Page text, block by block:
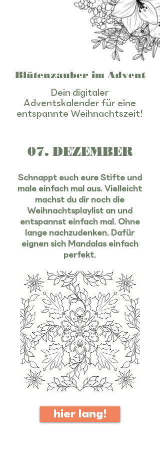
Dein digitaler
Adventskalender für eine
entspannte Weihnachtszeit!
Blütenzauber im Advent
07. DEZEMBER
Schnappt euch eure Stifte und
male einfach mal aus. Vielleicht
machst du dir noch die
Weihnachtsplaylist an und
entspannst einfach mal. Ohne
lange nachzudenken. Dafür
eignen sich Mandalas einfach
perfekt.
hier lang!